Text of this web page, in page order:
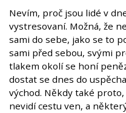
Nevím, proč jsou lidé v
vystresovaní. Možná, že
sami do sebe, jako se to
sami před sebou, svými
tlakem okolí se honí
dostat se dnes do
východ. Někdy také
nevidí cestu ven, a